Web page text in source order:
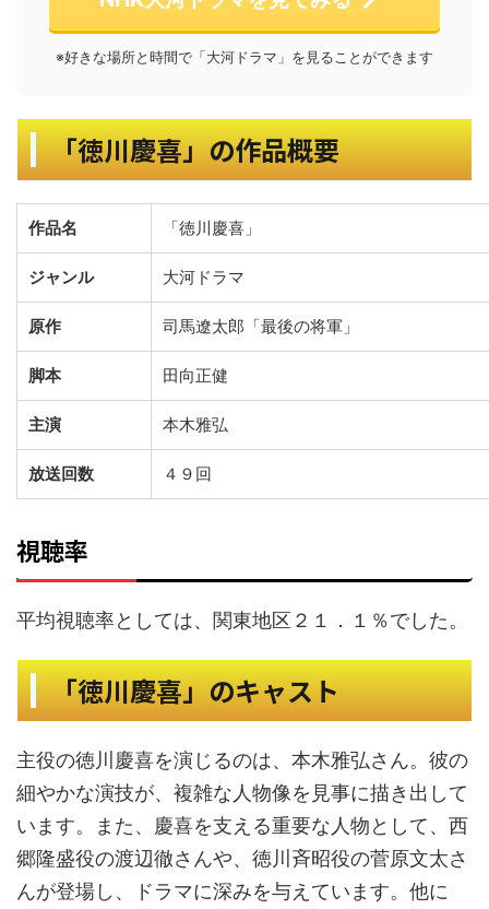
※好きな場所と時間で「大河ドラマ」を見ることができます
「徳川慶喜」の作品概要
作品名 「徳川慶喜」
ジャンル 大河ドラマ
原作 司馬遼太郎「最後の将軍」
脚本 田向正健
主演 本木雅弘
放送回数 ４９回
視聴率
平均視聴率としては、関東地区２１．１％でした。
「徳川慶喜」のキャスト
主役の徳川慶喜を演じるのは、本木雅弘さん。彼の
細やかな演技が、複雑な人物像を見事に描き出して
います。また、慶喜を支える重要な人物として、西
郷隆盛役の渡辺徹さんや、徳川斉昭役の菅原文太さ
んが登場し、ドラマに深みを与えています。他に